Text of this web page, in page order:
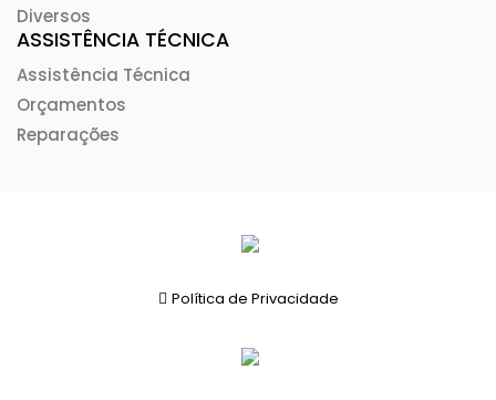
Diversos
ASSISTÊNCIA TÉCNICA
Assistência Técnica
Orçamentos
Reparações
Política de Privacidade